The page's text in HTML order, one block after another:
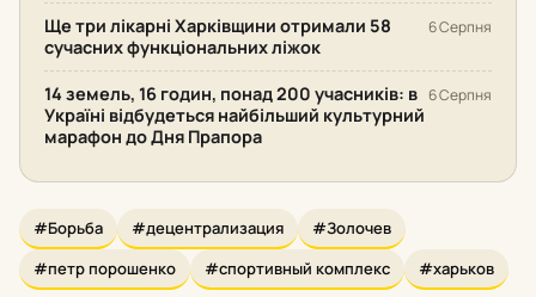
Ще три лікарні Харківщини отримали 58
сучасних функціональних ліжок
6 Серпня
14 земель, 16 годин, понад 200 учасників: в
Україні відбудеться найбільший культурний
марафон до Дня Прапора
6 Серпня
#Борьба #децентрализация
#Золочев
#петр порошенко
#спортивный комплекс #харьков